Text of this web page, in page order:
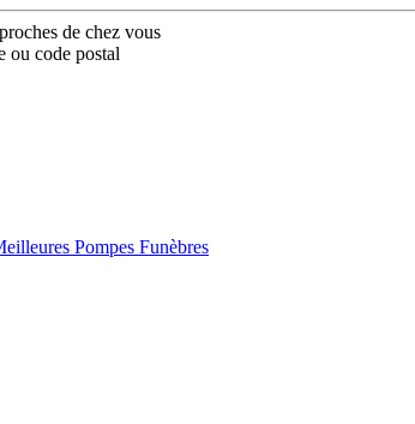
de chez vous
ou code postal
Pompes Funèbres